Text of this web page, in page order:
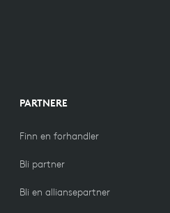
PARTNERE
Finn en forhandler
Bli partner
Bli en alliansepartner